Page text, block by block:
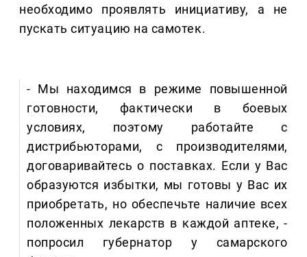
необходимо проявлять инициативу, а не
пускать ситуацию на самотек.
- Мы находимся в режиме повышенной
готовности, фактически в боевых
условиях, поэтому работайте с
дистрибьюторами, с производителями,
договаривайтесь о поставках. Если у Вас
образуются избытки, мы готовы у Вас их
приобретать, но обеспечьте наличие всех
положенных лекарств в каждой аптеке, -
попросил губернатор у самарского